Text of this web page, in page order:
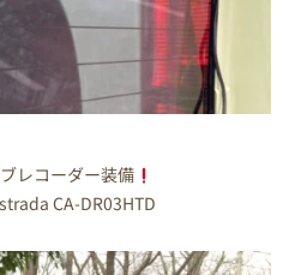
レコーダー装備
CA-DR03HTD